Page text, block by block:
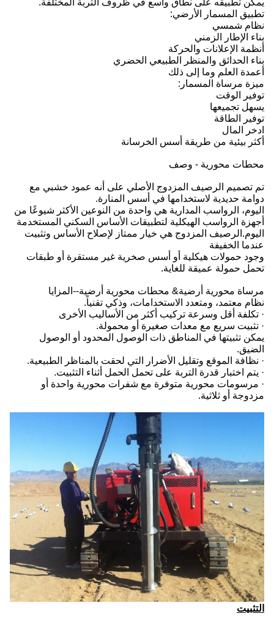
يمكن تطبيقه على نطاق واسع في ظروف التربة المختلفة.
تطبيق المسمار الأرضي:
نظام شمسي
بناء الإطار الزمني
أنظمة الإعلانات والحركة
بناء الحدائق والمنظر الطبيعي الحضري
أعمدة العلم وما إلى ذلك
ميزة مرساة المسمار:
توفير الوقت
يسهل تجميعها
توفير الطاقة
ادخر المال
أكثر بيئية من طريقة أسس الخرسانة
محطات محورية - وصف
تم تصميم الرصيف المزدوج الأصلي على أنه عمود خشبي مع
دوامة حديدية لاستخدامها في أسس المنارة.
اليوم، الرواسب المدارية هي واحدة من النوعين الأكثر شيوعًا من
أجهزة الرواسب الهيكلية لتطبيقات الأساس السكني المستخدمة
اليوم.الرصيف المزدوج هي خيار ممتاز لإصلاح الأساس وتثبيت
عندما الخفيفة
وجود حمولات هيكلية أو أسس صخرية غير مستقرة أو طبقات
تحمل حمولة عميقة للغاية.
مرساة محورية أرضية& محطات محورية أرضية--المزايا
نظام معتمد، ومتعدد الاستخدامات، وذكي تقنياً.
· تكلفة أقل وسرعة تركيب أكثر من الأساليب الأخرى
· تثبيت سريع مع معدات صغيرة أو محمولة.
يمكن تثبيتها في المناطق ذات الوصول المحدود أو الوصول
الضيق.
· نظافة الموقع وتقليل الأضرار التي لحقت بالمناظر الطبيعية.
· يتم اختبار قدرة التربة على تحمل الحمل أثناء التثبيت.
· مرسومات محورية متوفرة مع شفرات محورية واحدة أو
مزدوجة أو ثلاثية.
التثبيت